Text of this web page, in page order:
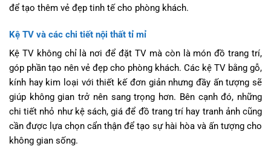
để tạo thêm vẻ đẹp tinh tế cho phòng khách.
Kệ TV và các chi tiết nội thất tỉ mỉ
Kệ TV không chỉ là nơi để đặt TV mà còn là món đồ trang trí,
góp phần tạo nên vẻ đẹp cho phòng khách. Các kệ TV bằng gỗ,
kính hay kim loại với thiết kế đơn giản nhưng đầy ấn tượng sẽ
giúp không gian trở nên sang trọng hơn. Bên cạnh đó, những
chi tiết nhỏ như kệ sách, giá để đồ trang trí hay tranh ảnh cũng
cần được lựa chọn cẩn thận để tạo sự hài hòa và ấn tượng cho
không gian sống.